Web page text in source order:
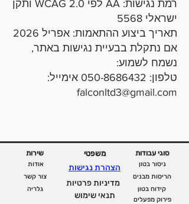
רמת נגישות: AA לפי WCAG 2.0 ותקן
ישראלי 5568
תאריך ביצוע ההתאמות: אפריל 2026
אם נתקלת בבעיית נגישות באתר,
נשמח לשמוע:
טלפון: 050-8686432 אימייל:
falconltd3@gmail.com
שירות סוגי עבודות משפטי
ניסור בטון אודות הצהרת נגישות
צור קשר
הריסות מבנים
גלריה
קידוח בטון
פירוק מפעלים
מדיניות פרטיות
תנאי שימוש